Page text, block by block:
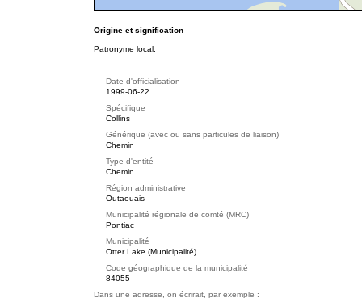
Origine et signification
Patronyme local.
Date d'officialisation
1999-06-22
Spécifique
Collins
Générique (avec ou sans particules de liaison)
Chemin
Type d'entité
Chemin
Région administrative
Outaouais
Municipalité régionale de comté (MRC)
Pontiac
Municipalité
Otter Lake (Municipalité)
Code géographique de la municipalité
84055
Dans une adresse, on écrirait, par exemple :